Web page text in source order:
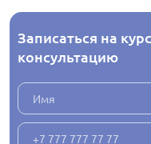
Записаться на
консультацию